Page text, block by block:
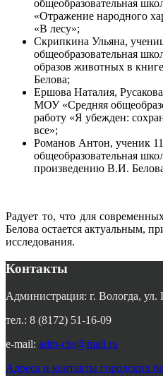
общеобразовательная
«Отражение народного
«В лесу»;
Скрипкина Ульяна,
общеобразовательная
образов животных в
Белова;
Ершова Наталия,
МОУ «Средняя
работу «Я убежден:
все»;
Романов Антон, ученик
общеобразовательная
произведению В.И.
Радует то, что для
Белова остается актуальным,
исследования.
Контакты
Администрация: г. Вологда,
тел.: 8 (8172) 51-16-09
e-mail: adm-cbs@mail.ru
Адреса и контакты городских